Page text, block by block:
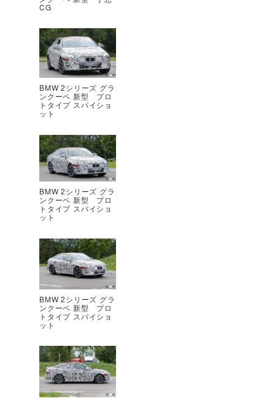
CG
BMW 2シリーズ グラ
ンクーペ 新型 プロ
トタイプ スパイショ
ット
BMW 2シリーズ グラ
ンクーペ 新型 プロ
トタイプ スパイショ
ット
BMW 2シリーズ グラ
ンクーペ 新型 プロ
トタイプ スパイショ
ット